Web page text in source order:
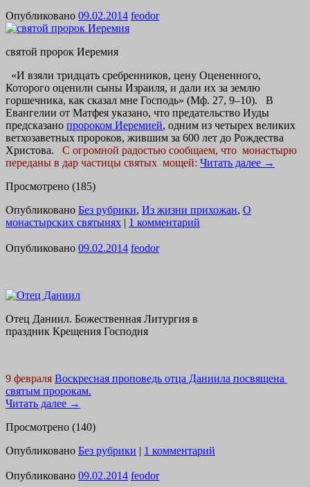
Опубликовано 09.02.2014 feodor
святой пророк Иеремия
«И взяли тридцать сребренников, цену Оцененного,
Которого оценили сыны Израиля, и дали их за землю
горшечника, как сказал мне Господь» (Мф. 27, 9–10). В
Евангелии от Матфея указано, что предательство Иуды
предсказано пророком Иеремией, одним из четырех великих
ветхозаветных пророков, жившим за 600 лет до Рождества
Христова.
С огромной радостью сообщаем, что монастырю
переданы в дар частицы святых мощей: Читать далее →
Просмотрено (185)
Опубликовано Без рубрики, Из жизни прихожан, О
монастырских святынях | 1 комментарий
Опубликовано 09.02.2014 feodor
Отец Даниил. Божественная Литургия в
праздник Крещения Господня
9 февраля Воскресная проповедь отца Даниила посвящена
святым пророкам.
Читать далее →
Просмотрено (140)
Опубликовано Без рубрики | 1 комментарий
Опубликовано 09.02.2014 feodor